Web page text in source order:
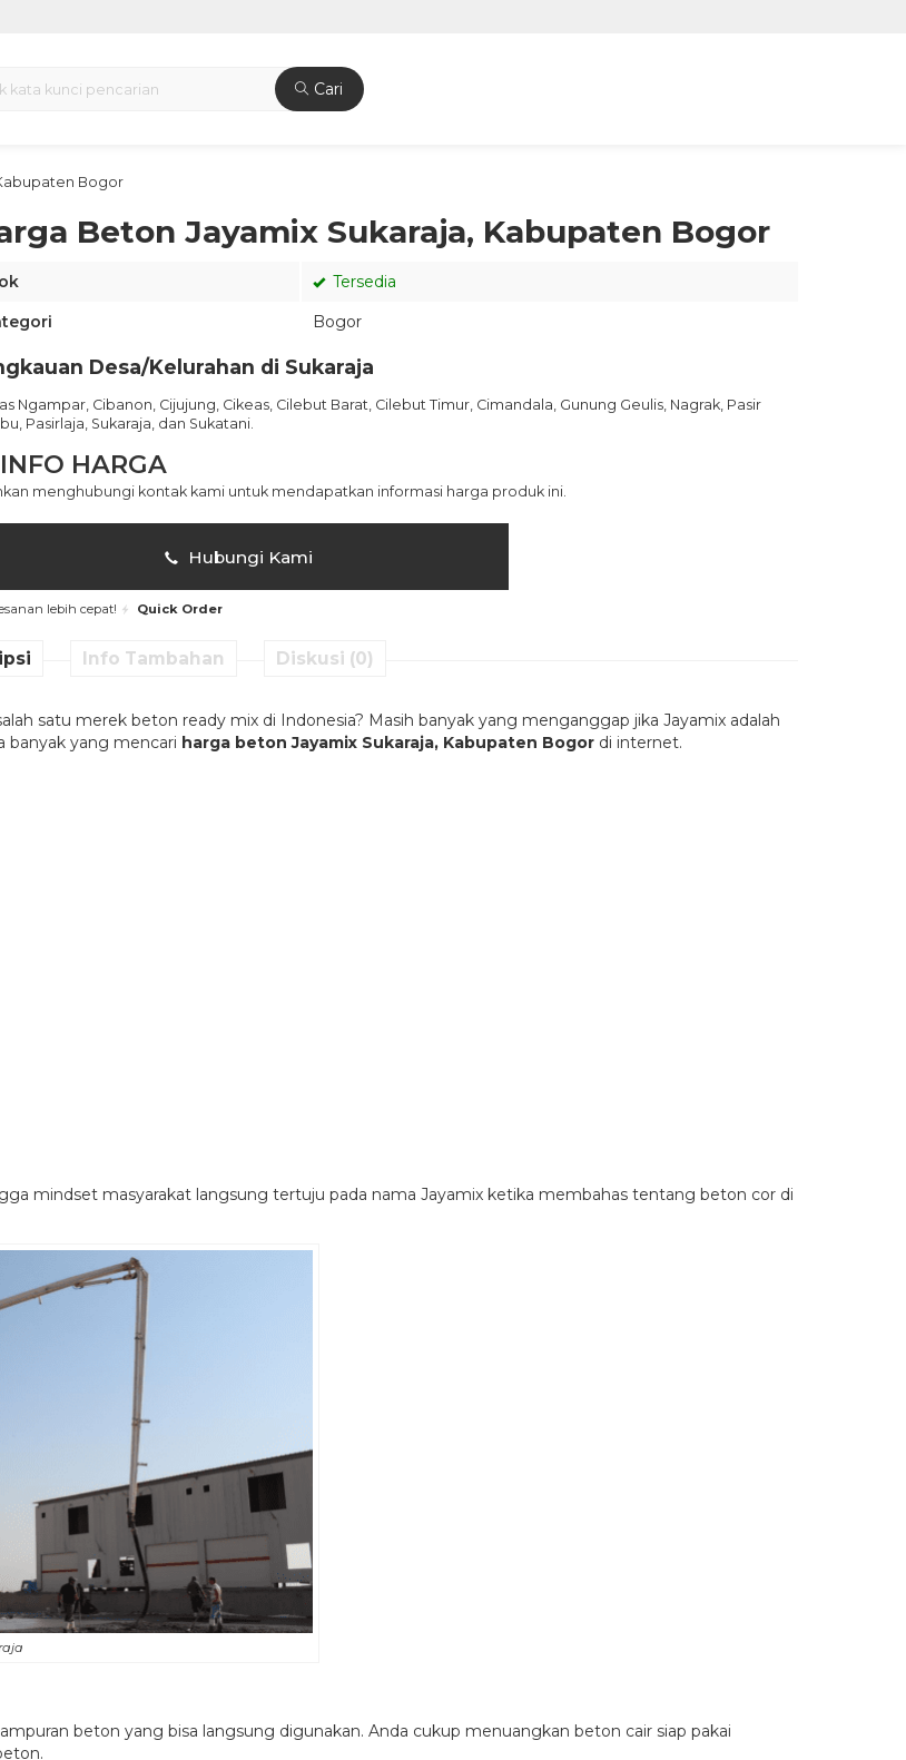
Cari
Bogor
Beton Jayamix Sukaraja, Kabupaten Bogor
Tersedia
Bogor
Desa/Kelurahan di Sukaraja
Ngampar, Cibanon, Cijujung, Cikeas, Cilebut Barat, Cilebut Timur, Cimandala, Gunung Geulis, Nagrak, Pasir
Pasirlaja, Sukaraja, dan Sukatani.
INFO HARGA
menghubungi kontak kami untuk mendapatkan informasi harga produk ini.
Hubungi Kami
lebih cepat! Quick Order
Info Tambahan Diskusi (0)
satu merek beton ready mix di Indonesia? Masih banyak yang menganggap jika Jayamix adalah
banyak yang mencari harga beton Jayamix Sukaraja, Kabupaten Bogor di internet.
mindset masyarakat langsung tertuju pada nama Jayamix ketika membahas tentang beton cor di
beton yang bisa langsung digunakan. Anda cukup menuangkan beton cair siap pakai